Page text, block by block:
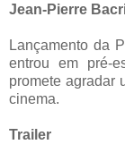
Jean-Pierre
Lançamento da
entrou em pré-
promete agradar
cinema.
Trailer